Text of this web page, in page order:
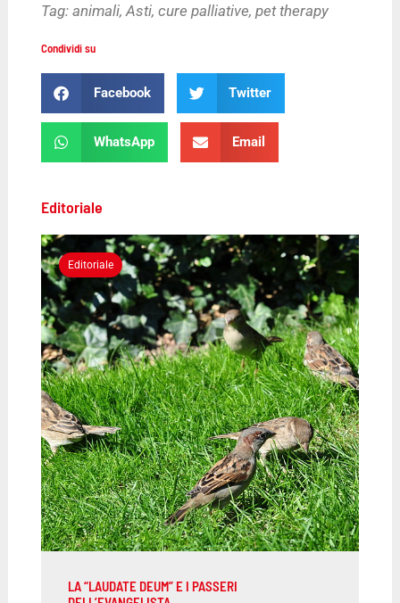
Tag:animali,Asti,cure palliative,pet therapy
Condividi su
Facebook Twitter
WhatsApp Email
Editoriale
Editoriale
LA “LAUDATE DEUM” E I PASSERI